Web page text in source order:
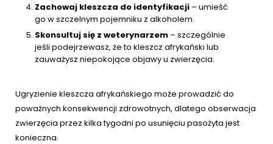
Zachowaj kleszcza do identyfikacji – umieść
go w szczelnym pojemniku z alkoholem.
Skonsultuj się z weterynarzem – szczególnie
jeśli podejrzewasz, że to kleszcz afrykański lub
zauważysz niepokojące objawy u zwierzęcia.
Ugryzienie kleszcza afrykańskiego może prowadzić do
poważnych konsekwencji zdrowotnych, dlatego obserwacja
zwierzęcia przez kilka tygodni po usunięciu pasożyta jest
konieczna.